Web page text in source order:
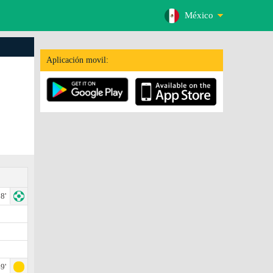
México
Aplicación movil:
8'